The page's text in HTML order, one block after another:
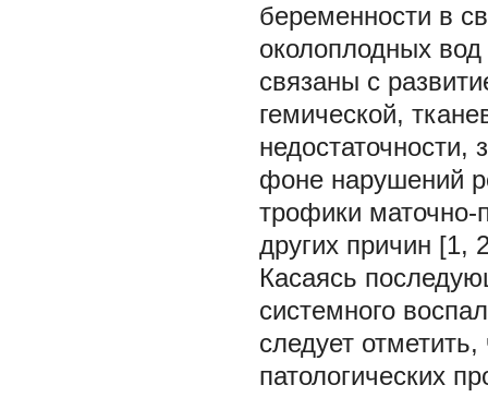
беременности в
околоплодных
связаны с
гемической,
недостаточности,
фоне нарушений
трофики маточно-
других причин [1,
Касаясь
системного
следует
патологических